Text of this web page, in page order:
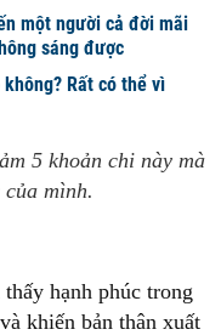
một người cả đời mãi
sáng được
Rất có thể vì
5 khoản chi này mà
mình.
hạnh phúc trong
khiến bản thân xuất